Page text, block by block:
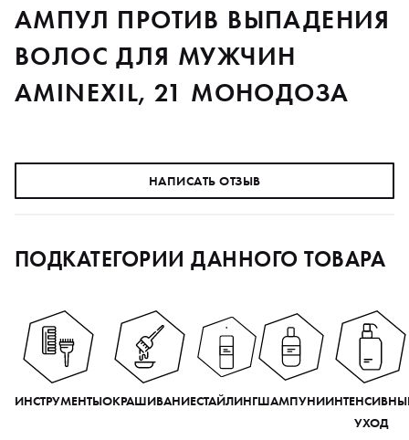
АМПУЛ ПРОТИВ ВЫПАДЕНИЯ
ВОЛОС ДЛЯ МУЖЧИН
AMINEXIL, 21 МОНОДОЗА
НАПИСАТЬ ОТЗЫВ
ПОДКАТЕГОРИИ ДАННОГО ТОВАРА
ИНСТРУМЕНТЫОКРАШИВАНИЕСТАЙЛИНГШАМПУНИ
УХОД